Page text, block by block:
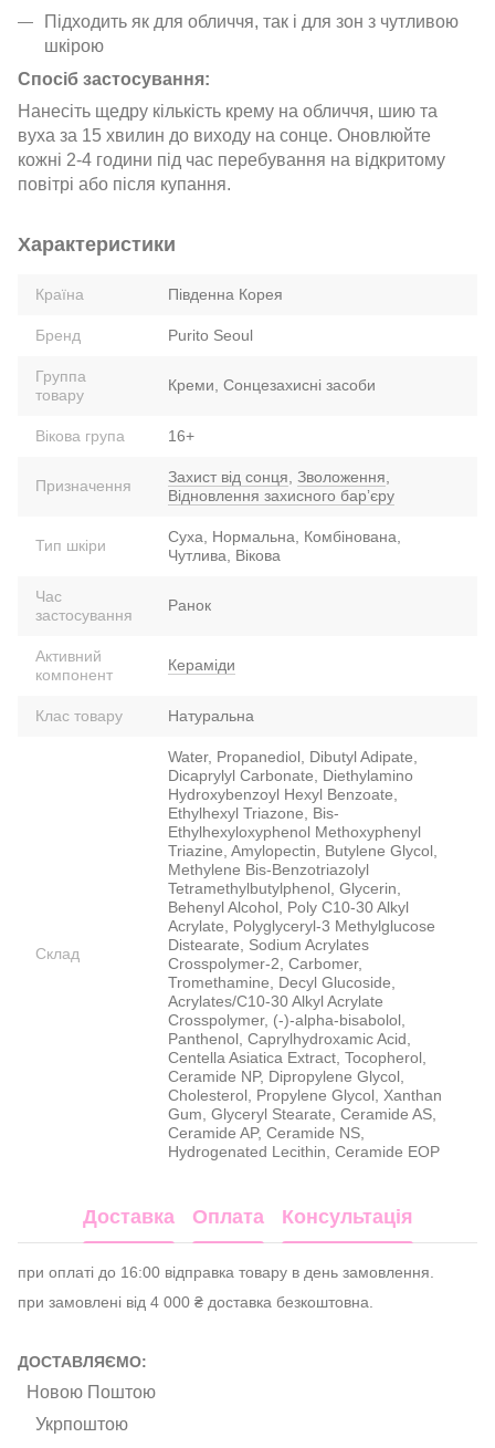
Підходить як для обличчя, так і для зон з чутливою
шкірою
Спосіб застосування:
Нанесіть щедру кількість крему на обличчя, шию та
вуха за 15 хвилин до виходу на сонце. Оновлюйте
кожні 2-4 години під час перебування на відкритому
повітрі або після купання.
Характеристики
Країна Південна Корея
Бренд Purito Seoul
Группа
товару
Креми, Сонцезахисні засоби
Вікова група 16+
Призначення Захист від сонця Зволоження
Відновлення захисного барʼєру
Тип шкіри
Суха, Нормальна, Комбінована,
Чутлива, Вікова
Час
застосування
Ранок
Активний
компонент
Кераміди
Клас товару Натуральна
Склад
Water, Propanediol, Dibutyl Adipate,
Dicaprylyl Carbonate, Diethylamino
Hydroxybenzoyl Hexyl Benzoate,
Ethylhexyl Triazone, Bis-
Ethylhexyloxyphenol Methoxyphenyl
Triazine, Amylopectin, Butylene Glycol,
Methylene Bis-Benzotriazolyl
Tetramethylbutylphenol, Glycerin,
Behenyl Alcohol, Poly C10-30 Alkyl
Acrylate, Polyglyceryl-3 Methylglucose
Distearate, Sodium Acrylates
Crosspolymer-2, Carbomer,
Tromethamine, Decyl Glucoside,
Acrylates/C10-30 Alkyl Acrylate
Crosspolymer, (-)-alpha-bisabolol,
Panthenol, Caprylhydroxamic Acid,
Centella Asiatica Extract, Tocopherol,
Ceramide NP, Dipropylene Glycol,
Cholesterol, Propylene Glycol, Xanthan
Gum, Glyceryl Stearate, Ceramide AS,
Ceramide AP, Ceramide NS,
Hydrogenated Lecithin, Ceramide EOP
Доставка Оплата Консультація
при оплаті до 16:00 відправка товару в день замовлення.
при замовлені від 4 000 ₴ доставка безкоштовна.
ДОСТАВЛЯЄМО:
Новою Поштою
Укрпоштою